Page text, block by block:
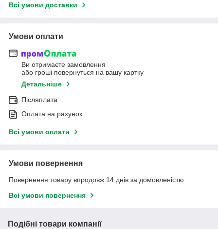
Всі умови доставки
Умови оплати
Ви отримаєте замовлення
або гроші повернуться на вашу картку
Детальніше
Післяплата
Оплата на рахунок
Всі умови оплати
Умови повернення
Повернення товару впродовж 14 днів за домовленістю
Всі умови повернення
Подібні товари компанії